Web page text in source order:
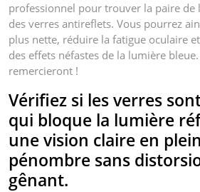
professionnel pour trouver la paire de
des verres antireflets. Vous pourrez
plus nette, réduire la fatigue oculaire
des effets néfastes de la lumière
remercieront !
Vérifiez si les verres
qui bloque la lumière
une vision claire en
pénombre sans
gênant.